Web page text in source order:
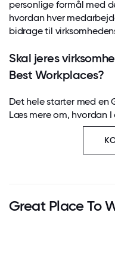
personlige formål med
hvordan hver
bidrage til
Skal jeres
Best Workplaces?
Det hele starter med en
Læs mere om, hvordan
Great Place To